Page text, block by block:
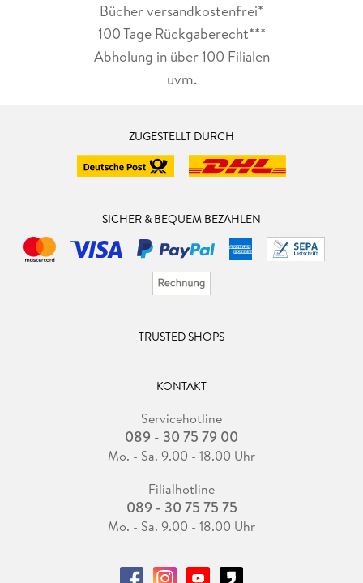
Bücher versandkostenfrei*
100 Tage Rückgaberecht***
Abholung in über 100 Filialen
uvm.
ZUGESTELLT DURCH
SICHER & BEQUEM BEZAHLEN
TRUSTED SHOPS
KONTAKT
Servicehotline
089 - 30 75 79 00
Mo. - Sa. 9.00 - 18.00 Uhr
Filialhotline
089 - 30 75 75 75
Mo. - Sa. 9.00 - 18.00 Uhr